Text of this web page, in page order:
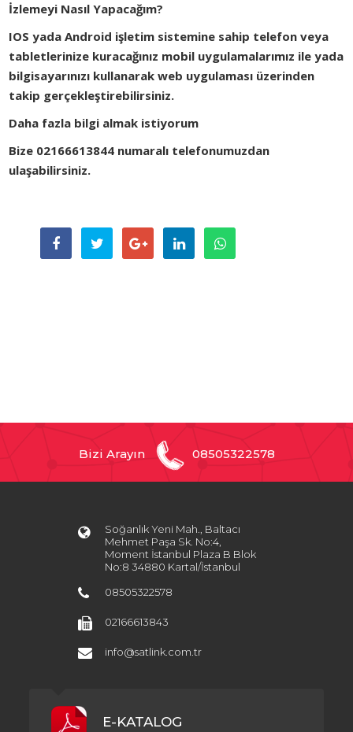
İzlemeyi Nasıl Yapacağım?
IOS yada Android işletim sistemine sahip telefon veya
tabletlerinize kuracağınız mobil uygulamalarımız ile yada
bilgisayarınızı kullanarak web uygulaması üzerinden
takip gerçekleştirebilirsiniz.
Daha fazla bilgi almak istiyorum
Bize 02166613844 numaralı telefonumuzdan
ulaşabilirsiniz.
Bizi Arayın 08505322578
Soğanlık Yeni Mah., Baltacı
Mehmet Paşa Sk. No:4,
Moment İstanbul Plaza B Blok
No:8 34880 Kartal/İstanbul
08505322578
02166613843
info@satlink.com.tr
E-KATALOG